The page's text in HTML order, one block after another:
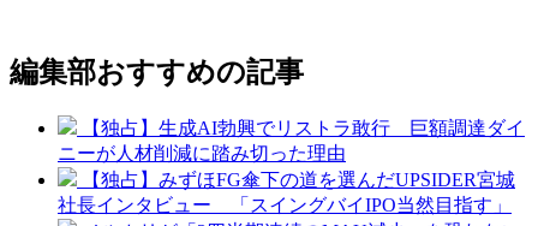
編集部おすすめの記事
【独占】生成AI勃興でリストラ敢行 巨額調達ダイ
ニーが人材削減に踏み切った理由
【独占】みずほFG傘下の道を選んだUPSIDER宮城
社長インタビュー 「スイングバイIPO当然目指す」